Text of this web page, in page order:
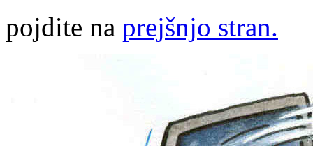
pojdite na prejšnjo stran.